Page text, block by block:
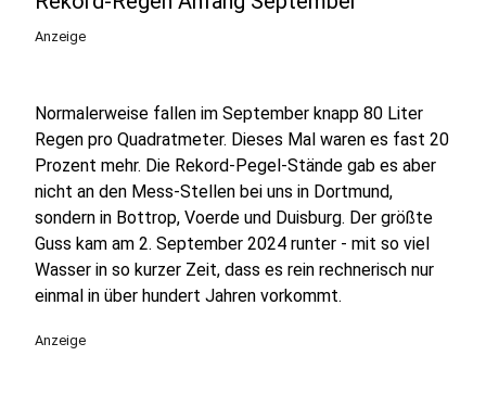
Anzeige
Normalerweise fallen im September knapp 80 Liter
Regen pro Quadratmeter. Dieses Mal waren es fast 20
Prozent mehr. Die Rekord-Pegel-Stände gab es aber
nicht an den Mess-Stellen bei uns in Dortmund,
sondern in Bottrop, Voerde und Duisburg. Der größte
Guss kam am 2. September 2024 runter - mit so viel
Wasser in so kurzer Zeit, dass es rein rechnerisch nur
einmal in über hundert Jahren vorkommt.
Anzeige